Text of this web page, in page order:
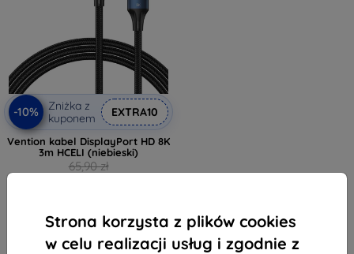
Strona korzysta z plików cookies
w celu realizacji usług i zgodnie z
-10%
Zniżka z
kuponem
EXTRA10
Vention kabel DisplayPort HD 8K
3m HCELI (niebieski)
65,90 zł